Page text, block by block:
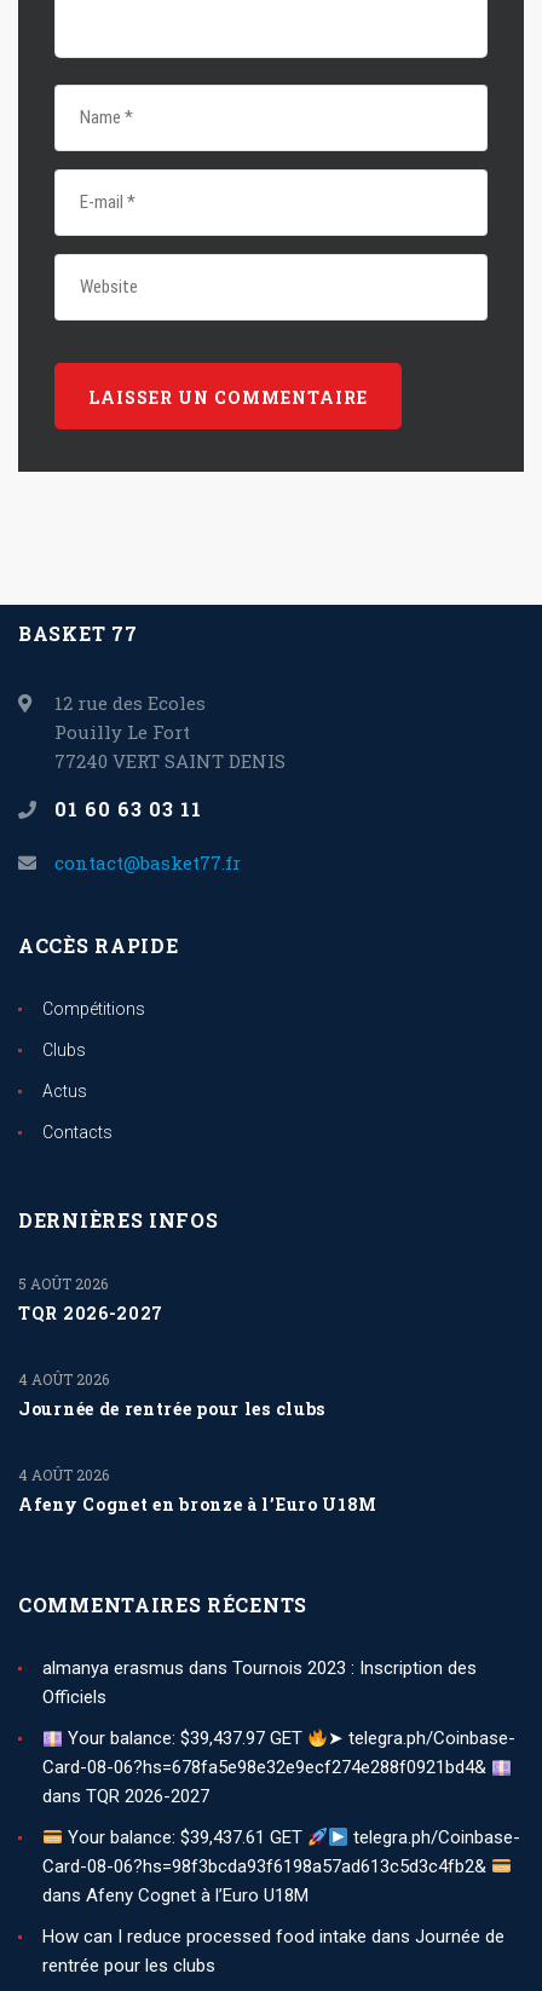
BASKET 77
12 rue des Ecoles
Pouilly Le Fort
77240 VERT SAINT DENIS
01 60 63 03 11
contact@basket77.fr
ACCÈS RAPIDE
Compétitions
Clubs
Actus
Contacts
DERNIÈRES INFOS
TQR 2026-2027
5 AOÛT 2026
Journée de rentrée pour les clubs
4 AOÛT 2026
Afeny Cognet en bronze à l’Euro U18M
4 AOÛT 2026
COMMENTAIRES RÉCENTS
almanya erasmus dans Tournois 2023 : Inscription des
Officiels
Your balance: $39,437.97 GET
➤ telegra.ph/Coinbase-
Card-08-06?hs=678fa5e98e32e9ecf274e288f0921bd4&
dans TQR 2026-2027
Your balance: $39,437.61 GET
telegra.ph/Coinbase-
Card-08-06?hs=98f3bcda93f6198a57ad613c5d3c4fb2&
dans Afeny Cognet à l’Euro U18M
How can I reduce processed food intake dans Journée de
rentrée pour les clubs